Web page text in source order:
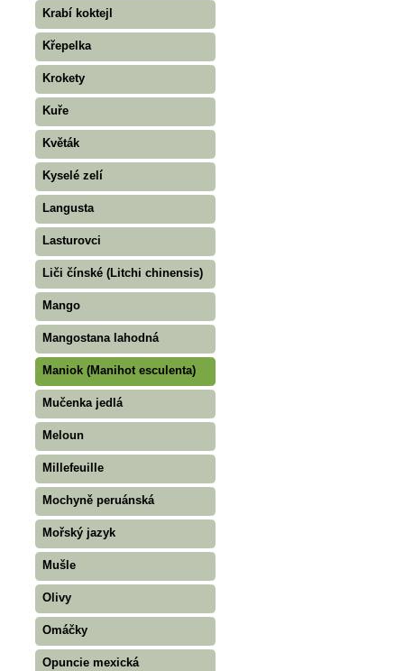
Krabí koktejl
Křepelka
Krokety
Kuře
Květák
Kyselé zelí
Langusta
Lasturovci
Liči čínské (Litchi chinensis)
Mango
Mangostana lahodná
Maniok (Manihot esculenta)
Mučenka jedlá
Meloun
Millefeuille
Mochyně peruánská
Mořský jazyk
Mušle
Olivy
Omáčky
Opuncie mexická